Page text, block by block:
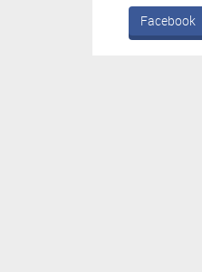
Facebook